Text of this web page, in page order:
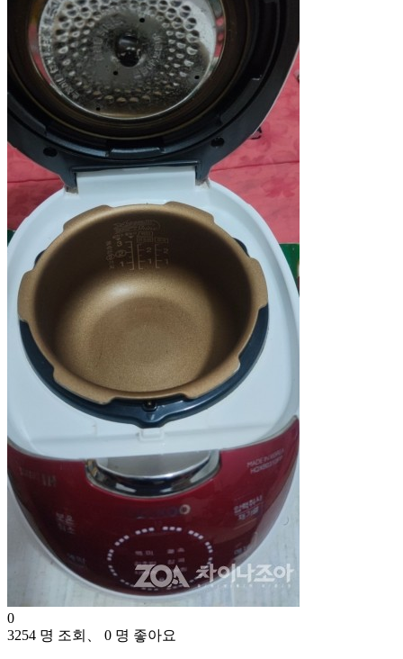
0
3254 명 조회、 0 명 좋아요